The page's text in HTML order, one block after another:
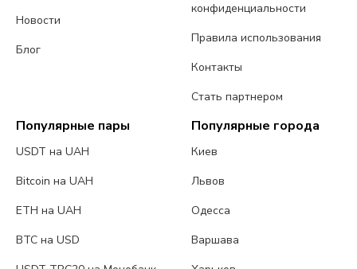
Новости
Блог
конфиденциальности
Правила использования
Контакты
Стать партнером
Популярные пары
USDT на UAH
Bitcoin на UAH
ETH на UAH
BTC на USD
Популярные города
Киев
Львов
Одесса
Варшава